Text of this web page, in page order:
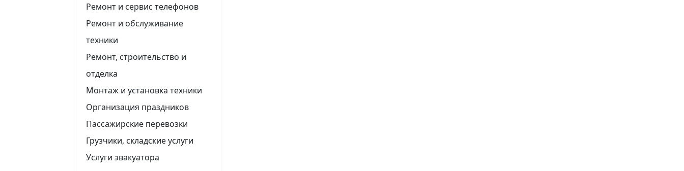
Ремонт и сервис телефонов
Ремонт и обслуживание
техники
Ремонт, строительство и
отделка
Монтаж и установка техники
Организация праздников
Пассажирские перевозки
Грузчики, складские услуги
Услуги эвакуатора